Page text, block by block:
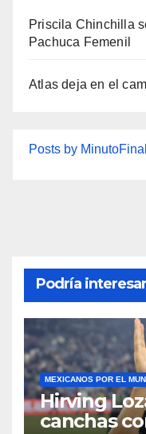
Priscila Chinchilla
Pachuca Femenil
Atlas deja en el
Posts by
Podría
MEXICANOS POR EL
Hirving
canchas